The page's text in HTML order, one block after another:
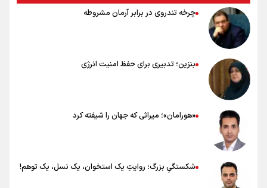
چرخه تندروی در برابر آرمان مشروطه
بنزین؛ تدبیری برای حفظ امنیت انرژی
«هورامان»؛ میراثی که جهان را شیفته کرد
شکستگیِ بزرگ؛ روایتِ یک استخوان، یک نسل، یک توهم!